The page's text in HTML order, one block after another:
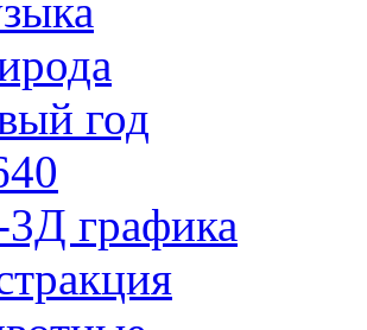
год
графика